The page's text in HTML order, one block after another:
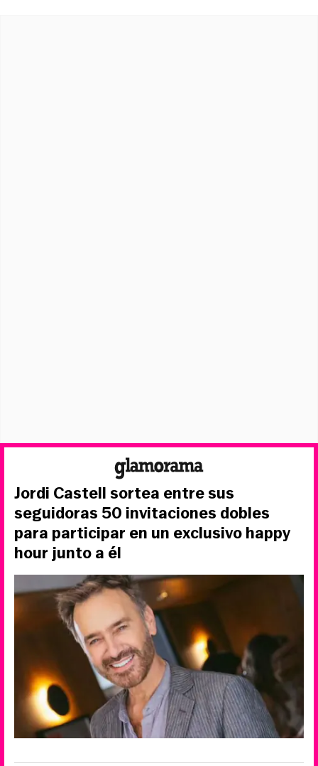
Jordi Castell sortea entre sus
seguidoras 50 invitaciones dobles
para participar en un exclusivo happy
hour junto a él